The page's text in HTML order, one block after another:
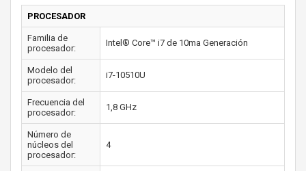
PROCESADOR
Familia de
procesador:
Intel® Core™ i7 de 10ma Generación
Modelo del
procesador:
i7-10510U
Frecuencia del
procesador:
1,8 GHz
Número de
núcleos del
procesador:
4